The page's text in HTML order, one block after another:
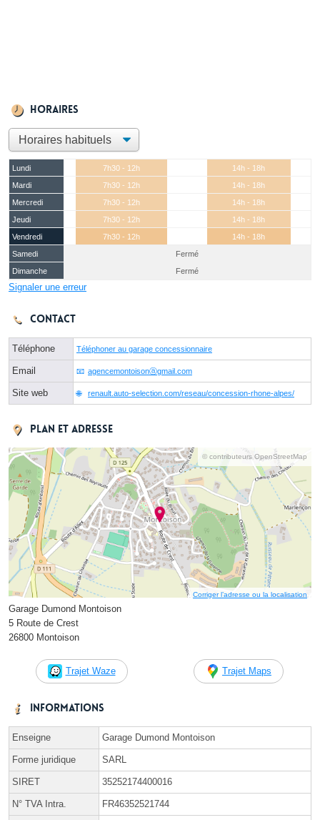
Horaires
Lundi 7h30 - 12h
14h - 18h
Mardi
7h30 - 12h
14h - 18h
Mercredi
7h30 - 12h
14h - 18h
Jeudi
7h30 - 12h
14h - 18h
Vendredi
7h30 - 12h
14h - 18h
Samedi
Fermé
Dimanche
Fermé
Signaler une erreur
Contact
Téléphone Téléphoner au garage concessionnaire
Email agencemontoisonⓐgmail.com
Site web renault.auto-selection.com/reseau/concession-rhone-alpes/
Plan et adresse
© contributeurs OpenStreetMap
Corriger l’adresse ou la localisation
Garage Dumond Montoison
5 Route de Crest
26800 Montoison
Trajet Waze Trajet Maps
Informations
Enseigne Garage Dumond Montoison
Forme juridique SARL
SIRET 35252174400016
N° TVA Intra. FR46352521744